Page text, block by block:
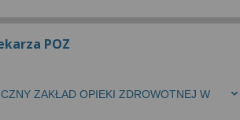
POZ
ZAKŁAD OPIEKI ZDROWOTNEJ W